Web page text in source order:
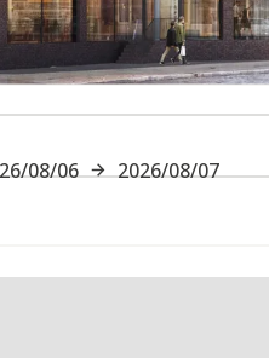
吕贝
08/06 2026/08/07